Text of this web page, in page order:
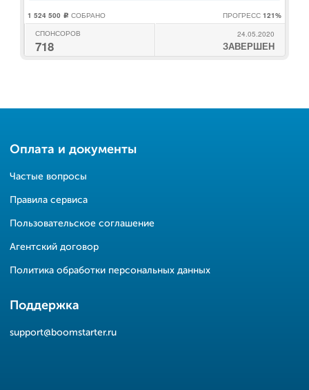
1 524 500 c СОБРАНО ПРОГРЕСС 121%
СПОНСОРОВ
718
24.05.2020
ЗАВЕРШЕН
Оплата и документы
Частые вопросы
Правила сервиса
Пользовательское соглашение
Агентский договор
Политика обработки персональных данных
Поддержка
support@boomstarter.ru